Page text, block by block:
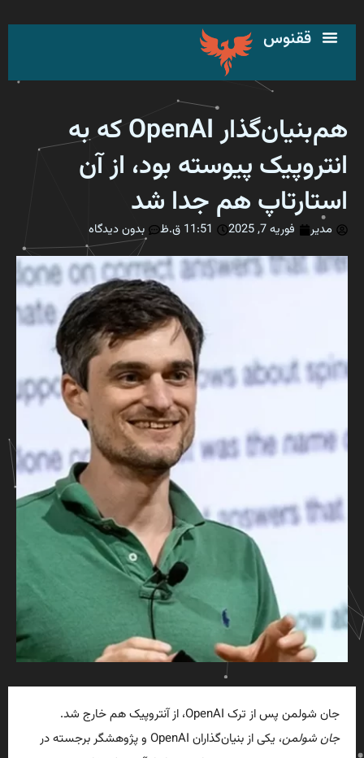
به
ققنوس
هم‌بنیان‌گذار OpenAI که به
انتروپیک پیوسته بود، از آن
استارتاپ هم جدا شد
مدیر فوریه 7, 2025 11:51 ق.ظ بدون دیدگاه
جان شولمن پس از ترک OpenAI، از آنتروپیک هم خارج شد.
جان شولمن
، یکی از بنیان‌گذاران OpenAI و پژوهشگر برجسته در